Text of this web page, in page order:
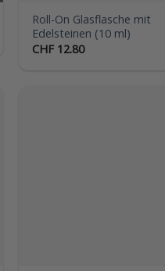
Roll-On Glasflasche mit
Edelsteinen (10 ml)
CHF 12.80